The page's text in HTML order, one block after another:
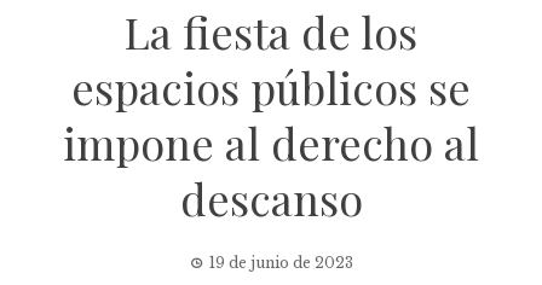
La fiesta de los
espacios públicos se
impone al derecho al
descanso
19 de junio de 2023